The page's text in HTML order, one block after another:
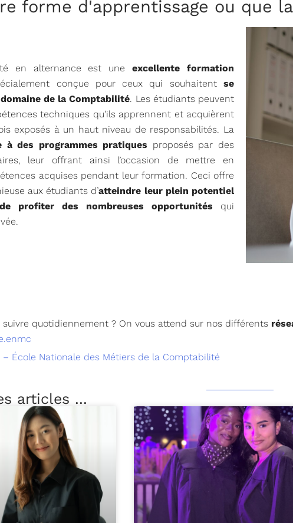
forme d'apprentissage ou que
en alternance est uneexcellente formation
conçue pour ceux qui souhaitent se
de la Comptabilité. Les étudiants peuvent
techniques qu’ils apprennent et acquièrent
exposés à un haut niveau de responsabilités. La
à des programmes pratiques proposés par des
leur offrant ainsi l’occasion de mettre en
acquises pendant leur formation. Ceci offre
aux étudiants d’atteindre leur plein potentiel
profiter des nombreuses opportunités qui
suivre quotidiennement ? On vous attend sur nos différents
– École Nationale des Métiers de la Comptabilité
articles ...